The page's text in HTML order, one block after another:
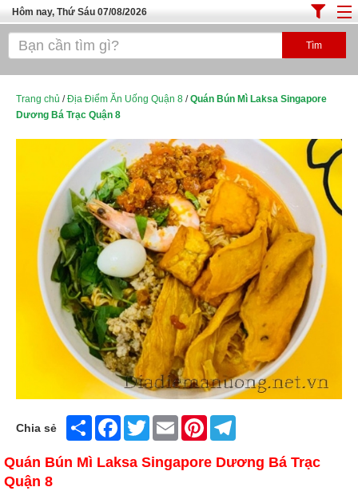
Hôm nay, Thứ Sáu 07/08/2026
Trang chủ
Cafe - Kem- Trà Sữa
Thực Phẩm Nông Hải Sản
Top Quán Ăn Sài Gòn
Trang chủ /Địa Điểm Ăn Uống Quận 8 /Quán Bún Mì Laksa Singapore
Dương Bá Trạc Quận 8
Chia sẻ Share FacebookTwitter Email Pinterest
Quán Bún Mì Laksa Singapore Dương Bá Trạc
Quận 8